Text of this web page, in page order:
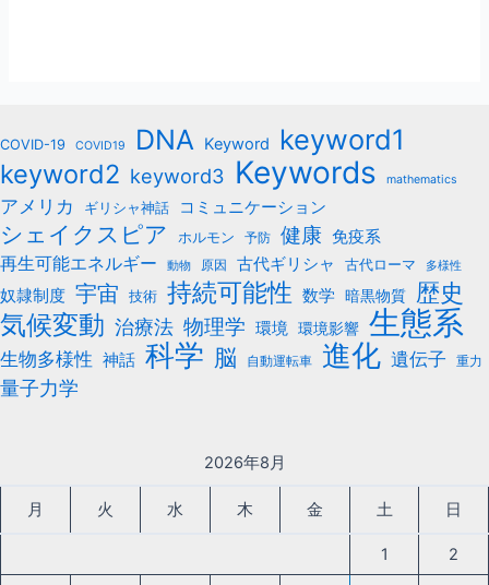
COVID-19 COVID19 DNA Keyword keyword1
keyword2 keyword3 Keywords mathematics
アメリカ ギリシャ神話 コミュニケーション
シェイクスピア ホルモン 予防 健康 免疫系
再生可能エネルギー
動物 原因 古代ギリシャ 古代ローマ 多様性
奴隷制度 宇宙 技術 持続可能性 数学 暗黒物質 歴史
気候変動 治療法 物理学 環境 環境影響 生態系
生物多様性 神話 科学 脳 自動運転車 進化 遺伝子 重力
量子力学
2026年8月
月 火 水 木 金 土 日
1 2